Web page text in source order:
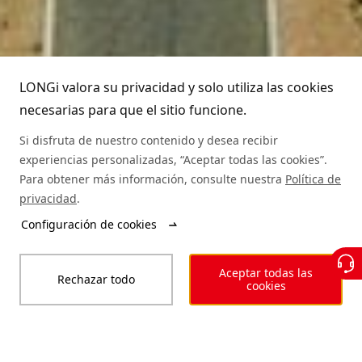
Equipo directivo
Sostenibilidad
Mapa del sitio
Preguntas frecuentes
Aplicaciones
Servicio de asistencia
Búsqueda de distribuidores
Contacto
(+86) 4008 601012
Legal Privacidad Código de conducta
Nuestra declaración de accesibilidad
LONGi valora su privacidad y solo utiliza las cookies
necesarias para que el sitio funcione.
Si disfruta de nuestro contenido y desea recibir
experiencias personalizadas, “Aceptar todas las cookies”.
Para obtener más información, consulte nuestra Política de
privacidad.
Configuración de cookies
Rechazar todo
Aceptar todas las
cookies